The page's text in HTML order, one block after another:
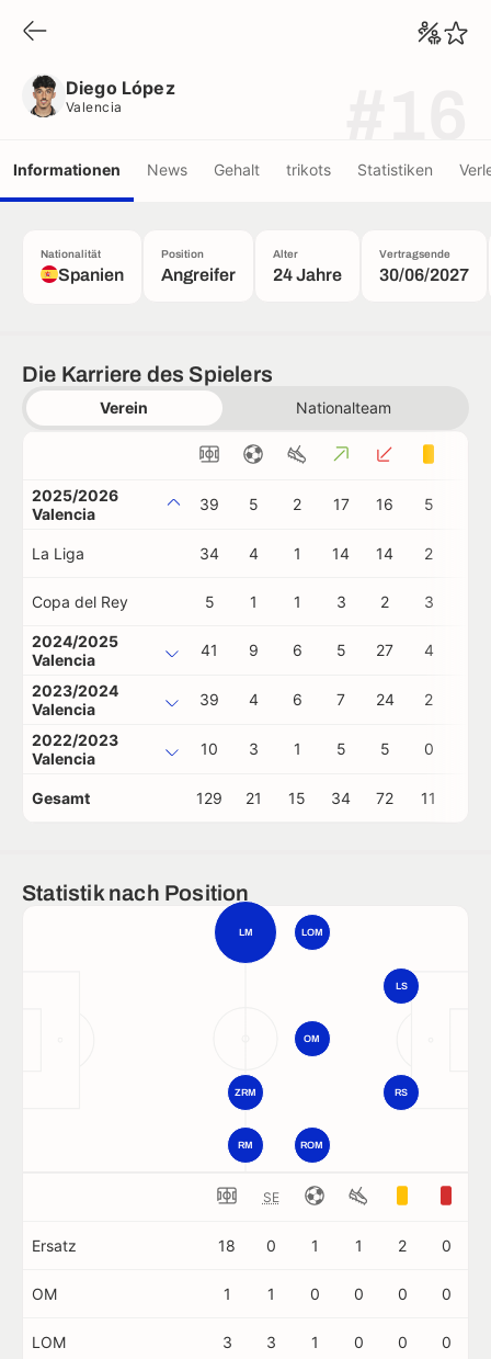
Diego López
Valencia
Informationen News Gehalt trikots Statistiken
Nationalität
Spanien
Position
Angreifer
Alter
24 Jahre
Vertragsende
30/06/2027
Die Karriere des Spielers
Verein Nationalteam
2025/2026
Valencia
39 5 2 17 16 5
La Liga 34 4 1 14 14 2
Copa del Rey 5 1 1 3 2 3
2024/2025
Valencia
41 9 6 5 27 4
2023/2024
Valencia
39 4 6 7 24 2
2022/2023
Valencia
10 3 1 5 5 0
Gesamt 129 21 15 34 72 11
Statistik nach Position
LM
ROM
LOM
RM
LS
RS
OM
ZRM
SE
Ersatz 18 0 1 1 2 0
OM 1 1 0 0 0 0
LOM 3 3 1 0 0 0